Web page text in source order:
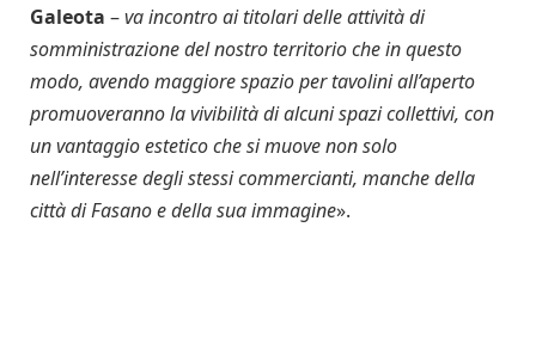
Galeota –va incontro ai titolari delle attività di
somministrazione del nostro territorio che in questo
modo, avendo maggiore spazio per tavolini all’aperto
promuoveranno la vivibilità di alcuni spazi collettivi, con
un vantaggio estetico che si muove non solo
nell’interesse degli stessi commercianti, manche della
città di Fasano e della sua immagine».